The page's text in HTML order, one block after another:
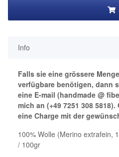
Info
Falls sie eine grössere
verfügbare benötigen, dann
eine E-mail (handmade @
mich an (+49 7251 308
eine Charge mit der
100% Wolle (Merino extrafein,
/ 100gr